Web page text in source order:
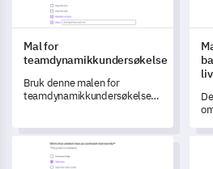
Mal for
teamdynamikkundersøkelse
Bruk denne malen for
teamdynamikkundersøkelse
funksjonalitet og
kommunikasjon.
liv
Mal for